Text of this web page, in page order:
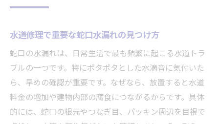
水道修理で重要な蛇口水漏れの見つけ方
蛇口の水漏れは、日常生活で最も頻繁に起こる水道トラ
ブルの一つです。特にポタポタとした水滴音に気付いた
ら、早めの確認が重要です。なぜなら、放置すると水道
料金の増加や建物内部の腐食につながるからです。具体
的には、蛇口の根元やつなぎ目、パッキン周辺を目視で